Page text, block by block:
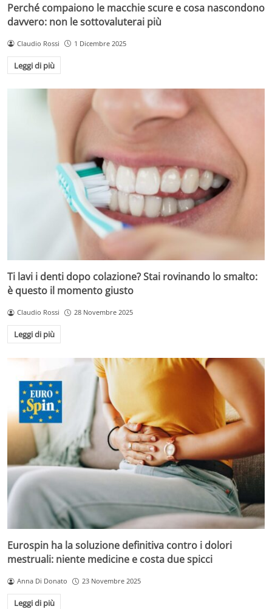
Perché compaiono le macchie scure e cosa nascondono
davvero: non le sottovaluterai più
Claudio Rossi 1 Dicembre 2025
Leggi di più
Ti lavi i denti dopo colazione? Stai rovinando lo smalto:
è questo il momento giusto
Claudio Rossi 28 Novembre 2025
Leggi di più
Eurospin ha la soluzione definitiva contro i dolori
mestruali: niente medicine e costa due spicci
Anna Di Donato 23 Novembre 2025
Leggi di più